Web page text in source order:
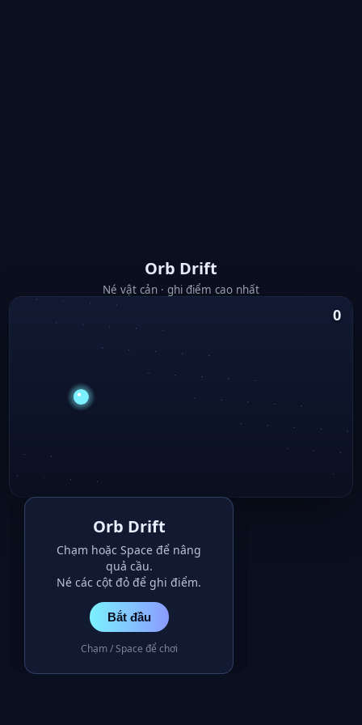
Orb Drift
Né vật cản · ghi điểm cao nhất
0
Orb Drift
Chạm hoặc Space để nâng
quả cầu.
Né các cột đỏ để ghi điểm.
Bắt đầu
Chạm / Space để chơi